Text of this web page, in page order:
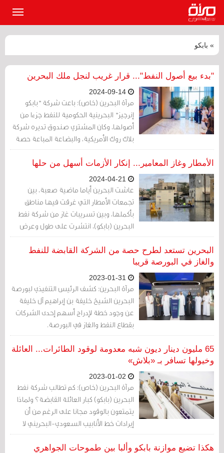
» بابكو
"بدء بيع أصول النفط"... قرار غريب لنجل ملك البحرين
مرآة البحرين (خاص): باعت شركة "بابكو
إنرجيز" البحرينية الحكومية للنفط جزءا من
أصولها، وكان المشتري صندوق تديره شركة
بلاك روك الأمريكية، والبضاعة المباعة حصة
من خط أنابيب يربط بين السعودية والبحرين.
أعلن الخبر يوم الأربعاء الماضي رئيس مجلس
إدارة بابكو انرجيز نجل الملك، ناصر بن حمد آل
خليفة.
الأمطار وغاز المعامير... إنكار الأزمات أسهل من حلها
عاشت البحرين أياما ماضية صعبة، بين
تجمعات الأمطار التي غرقت فيها مناطق
بأكملها، وبين تسريبات غاز من شركة نفط
البحرين (بابكو)، انتشرت على طول وعرض
البلاد.
البحرين تستعد لطرح حصة من الشركة القابضة للنفط
والغاز في البورصة قريبا
مرآة البحرين: كشف الرئيس التنفيذي لبورصة
البحرين الشيخ خليفة بن إبراهيم آل خليفة
عن وجود خطة لإدراج أسهم إحدى الشركات
بقطاع النفط والغاز في البورصة.
65 مليون دينار ديون شبه معدومة لوقود الطائرات... العائلة
وخيولها تسافر بـ «بلاش»
مرآة البحرين (خاص): كم تطالب شركة نفط
البحرين (بابكو) كبار العائلة القابضة؟ ولماذا
يتمتعون بالوقود مجانا على الرغم من أن
إيرادات خط الأنابيب السعودي-البحريني لا
تدخل في ميزانية الدولة بل في جيوبهم
الخاصة؟
هكذا تضيع موازنة بابكو وألبا بين طموحات الجواهري